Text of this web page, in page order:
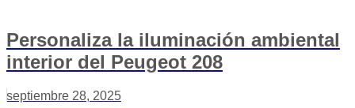
Personaliza la iluminación ambiental
interior del Peugeot 208
septiembre 28, 2025